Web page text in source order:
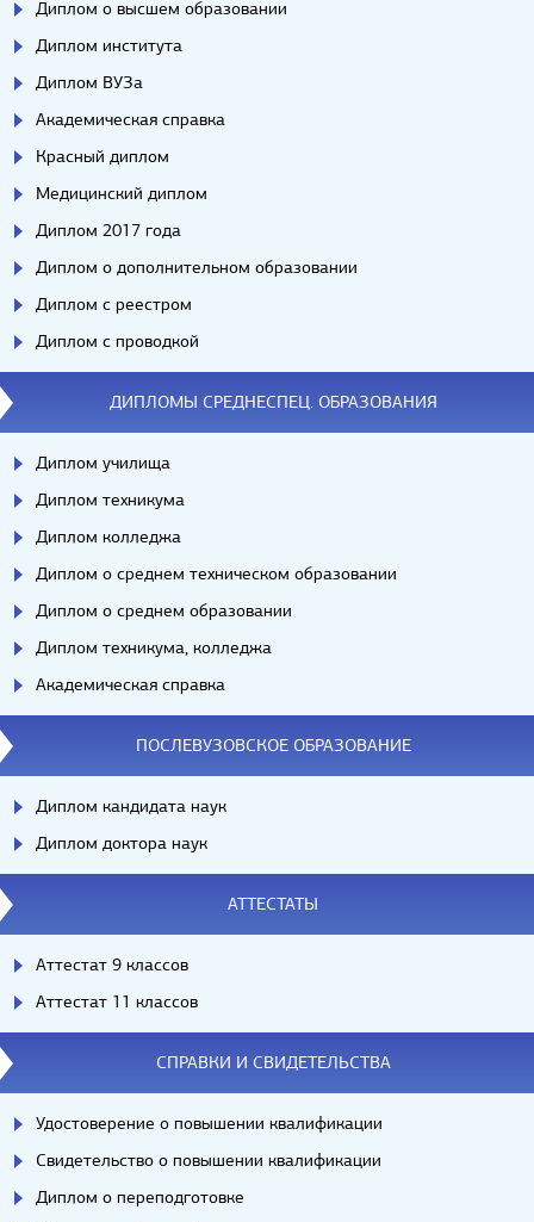
Диплом о высшем образовании
Диплом института
Диплом ВУЗа
Академическая справка
Красный диплом
Медицинский диплом
Диплом 2017 года
Диплом о дополнительном образовании
Диплом с реестром
Диплом с проводкой
ДИПЛОМЫ СРЕДНЕСПЕЦ. ОБРАЗОВАНИЯ
Диплом училища
Диплом техникума
Диплом колледжа
Диплом о среднем техническом образовании
Диплом о среднем образовании
Диплом техникума, колледжа
Академическая справка
ПОСЛЕВУЗОВСКОЕ ОБРАЗОВАНИЕ
Диплом кандидата наук
Диплом доктора наук
АТТЕСТАТЫ
Аттестат 9 классов
Аттестат 11 классов
СПРАВКИ И СВИДЕТЕЛЬСТВА
Удостоверение о повышении квалификации
Свидетельство о повышении квалификации
Диплом о переподготовке